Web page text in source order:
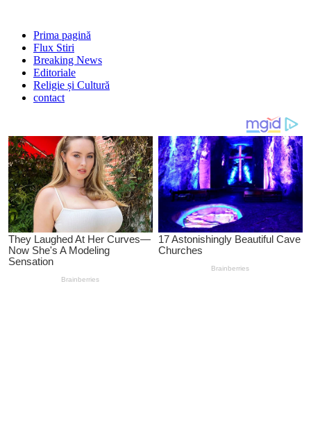
Prima pagină
Flux Stiri
Breaking News
Editoriale
Religie și Cultură
contact